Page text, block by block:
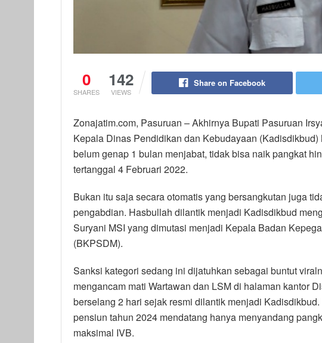
0
SHARES
142
VIEWS
Share on Facebook
Zonajatim.com, Pasuruan – Akhirnya Bupati Pasuruan
Kepala Dinas Pendidikan dan Kebudayaan
belum genap 1 bulan menjabat, tidak bisa naik pangkat
tertanggal 4 Februari 2022.
Bukan itu saja secara otomatis yang bersangkutan juga
pengabdian. Hasbullah dilantik menjadi Kadisdikbud
Suryani MSI yang dimutasi menjadi Kepala Badan
(BKPSDM).
Sanksi kategori sedang ini dijatuhkan sebagai buntut
mengancam mati Wartawan dan LSM di halaman kantor
berselang 2 hari sejak resmi dilantik menjadi
pensiun tahun 2024 mendatang hanya menyandang
maksimal IVB.